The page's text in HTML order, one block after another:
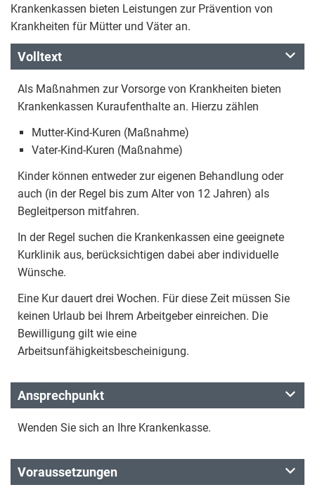
Krankenkassen bieten Leistungen zur Prävention von
Krankheiten für Mütter und Väter an.
Volltext
Als Maßnahmen zur Vorsorge von Krankheiten bieten
Krankenkassen Kuraufenthalte an. Hierzu zählen
Mutter-Kind-Kuren (Maßnahme)
Vater-Kind-Kuren (Maßnahme)
Kinder können entweder zur eigenen Behandlung oder
auch (in der Regel bis zum Alter von 12 Jahren) als
Begleitperson mitfahren.
In der Regel suchen die Krankenkassen eine geeignete
Kurklinik aus, berücksichtigen dabei aber individuelle
Wünsche.
Eine Kur dauert drei Wochen. Für diese Zeit müssen Sie
keinen Urlaub bei Ihrem Arbeitgeber einreichen. Die
Bewilligung gilt wie eine
Arbeitsunfähigkeitsbescheinigung.
Ansprechpunkt
Wenden Sie sich an Ihre Krankenkasse.
Voraussetzungen